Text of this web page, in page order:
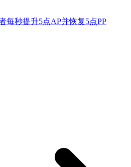
每秒提升5点AP并恢复5点PP